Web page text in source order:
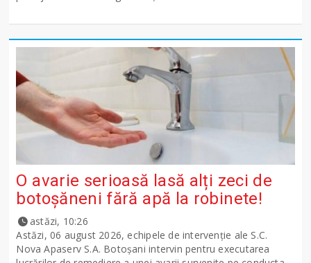
O avarie serioasă lasă alți zeci de
botoșăneni fără apă la robinete!
astăzi, 10:26
Astăzi, 06 august 2026, echipele de intervenție ale S.C.
Nova Apaserv S.A. Botoșani intervin pentru executarea